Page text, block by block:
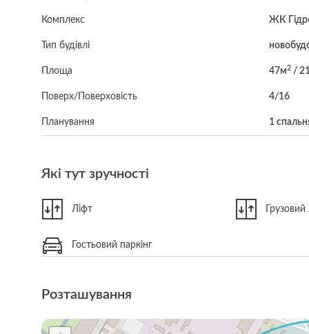
Комплекс ЖК
Тип будівлі
Площа 47м2/
Поверх/Поверховість 4/16
Планування 1
Які тут зручності
Ліфт Грузовий
Гостьовий паркінг
Розташування